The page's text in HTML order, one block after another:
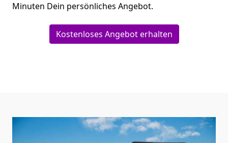
Minuten Dein persönliches Angebot.
Kostenloses Angebot erhalten